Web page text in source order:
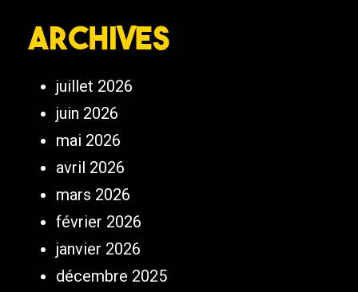
Archives
juillet 2026
juin 2026
mai 2026
avril 2026
mars 2026
février 2026
janvier 2026
décembre 2025